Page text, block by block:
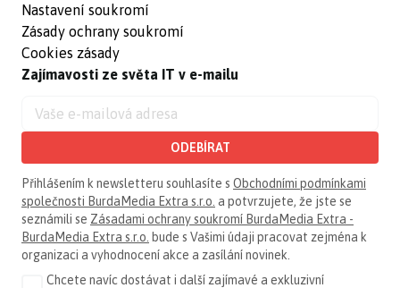
Nastavení soukromí
Zásady ochrany soukromí
Cookies zásady
Zajímavosti ze světa IT v e-mailu
ODEBÍRAT
Přihlášením k newsletteru souhlasíte s Obchodními podmínkami
společnosti BurdaMedia Extra s.r.o. a potvrzujete, že jste se
seznámili se Zásadami ochrany soukromí BurdaMedia Extra -
BurdaMedia Extra s.r.o. bude s Vašimi údaji pracovat zejména k
organizaci a vyhodnocení akce a zasílání novinek.
Chcete navíc dostávat i další zajímavé a exkluzivní